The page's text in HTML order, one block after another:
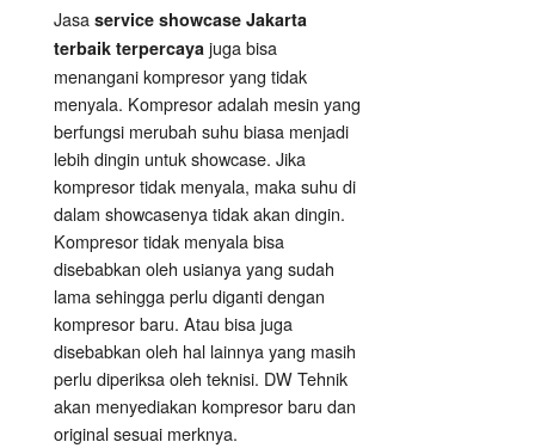
Jasa service showcase Jakarta
terbaik terpercaya juga bisa
menangani kompresor yang tidak
menyala. Kompresor adalah mesin yang
berfungsi merubah suhu biasa menjadi
lebih dingin untuk showcase. Jika
kompresor tidak menyala, maka suhu di
dalam showcasenya tidak akan dingin.
Kompresor tidak menyala bisa
disebabkan oleh usianya yang sudah
lama sehingga perlu diganti dengan
kompresor baru. Atau bisa juga
disebabkan oleh hal lainnya yang masih
perlu diperiksa oleh teknisi. DW Tehnik
akan menyediakan kompresor baru dan
original sesuai merknya.